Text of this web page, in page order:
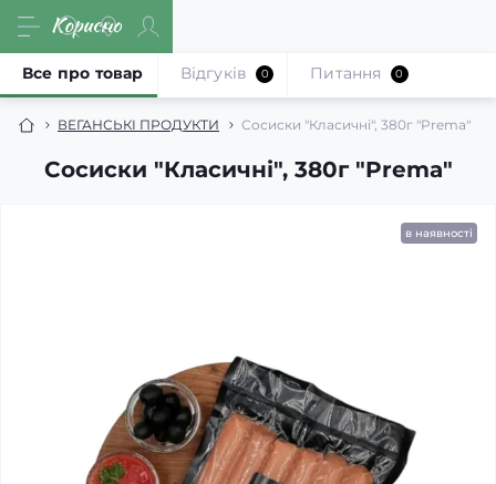
ВЕГАНСЬКІ ПРОДУКТИ Сосиски "Класичні", 380г "Prema"
Сосиски "Класичні", 380г "Prema"
Все про товар Відгуків 0 Питання 0
в наявності